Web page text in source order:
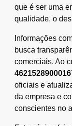
que é ser uma
qualidade, o
Informações
busca
comerciais. Ao
oficiais e
da empresa e
conscientes no